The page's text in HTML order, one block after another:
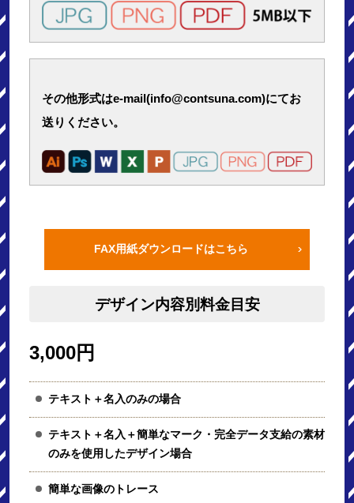
その他形式はe-mail(info@contsuna.com)にてお
送りください。
FAX用紙ダウンロードはこちら
デザイン内容別料金目安
3,000円
テキスト＋名入のみの場合
テキスト＋名入＋簡単なマーク・完全データ支給の素材
のみを使用したデザイン場合
簡単な画像のトレース